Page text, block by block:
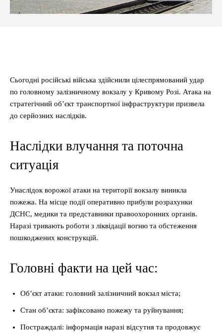
Сьогодні російські війська здійснили цілеспрямований удар
по головному залізничному вокзалу у Кривому Розі. Атака на
стратегічний об’єкт транспортної інфраструктури призвела
до серйозних наслідків.
Наслідки влучання та поточна
ситуація
Унаслідок ворожої атаки на території вокзалу виникла
пожежа. На місце події оперативно прибули розрахунки
ДСНС, медики та представники правоохоронних органів.
Наразі тривають роботи з ліквідації вогню та обстеження
пошкоджених конструкцій.
Головні факти на цей час:
Об’єкт атаки: головний залізничний вокзал міста;
Стан об’єкта: зафіксовано пожежу та руйнування;
Постраждалі: інформація наразі відсутня та продовжує